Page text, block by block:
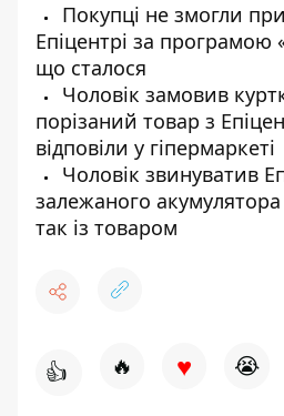
Покупці не змогли
Епіцентрі за програмою
що сталося
Чоловік замовив
порізаний товар з
відповіли у гіпермаркеті
Чоловік звинуватив
залежаного
так із товаром
👍 🔥 ♥ 😭